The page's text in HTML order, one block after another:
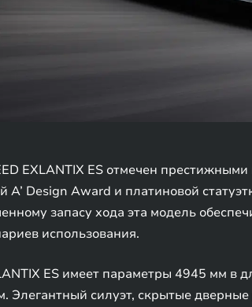
EXLANTIX ES отмечен
A’ Design Award и платиновой
запасу хода эта модель
использования.
ES имеет параметры 4945 мм в
Элегантный силуэт, скрытые